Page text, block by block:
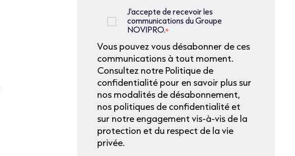
J'accepte de recevoir les
communications du Groupe
NOVIPRO.*
Vous pouvez vous désabonner de ces
communications à tout moment.
Consultez notre Politique de
confidentialité pour en savoir plus sur
nos modalités de désabonnement,
nos politiques de confidentialité et
sur notre engagement vis-à-vis de la
protection et du respect de la vie
privée.